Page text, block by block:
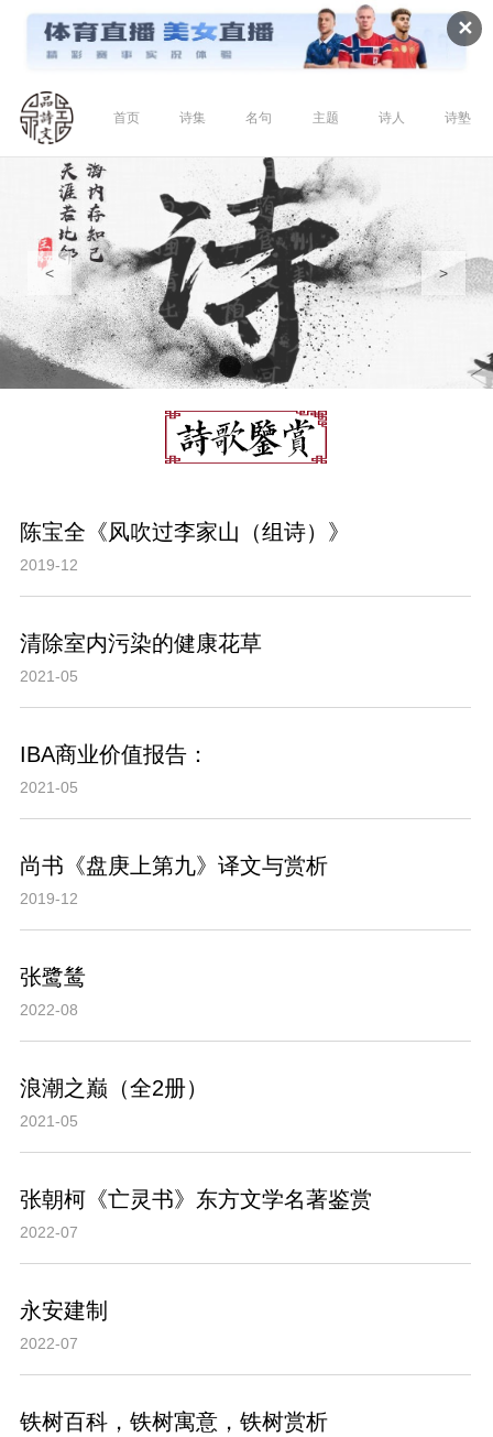
✕
首页 诗集 名句 主题 诗人 诗塾
< >
陈宝全《风吹过李家山（组诗）》
2019-12
清除室内污染的健康花草
2021-05
IBA商业价值报告：
2021-05
尚书《盘庚上第九》译文与赏析
2019-12
张鹭鸶
2022-08
浪潮之巅（全2册）
2021-05
张朝柯《亡灵书》东方文学名著鉴赏
2022-07
永安建制
2022-07
铁树百科，铁树寓意，铁树赏析